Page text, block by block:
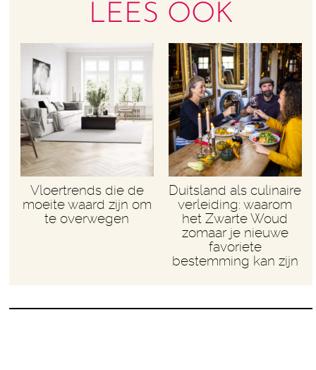
LEES OOK
Vloertrends die de
moeite waard zijn om
te overwegen
Duitsland als culinaire
verleiding: waarom
het Zwarte Woud
zomaar je nieuwe
favoriete
bestemming kan zijn